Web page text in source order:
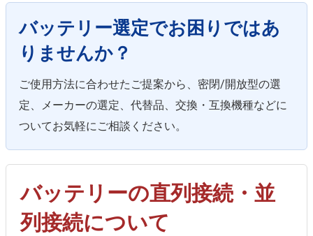
バッテリー選定でお困りではあ
りませんか？
ご使用方法に合わせたご提案から、密閉/開放型の選
定、メーカーの選定、代替品、交換・互換機種などに
ついてお気軽にご相談ください。
バッテリーの直列接続・並
列接続について